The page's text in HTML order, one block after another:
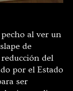
al ver un
de
del
por el Estado
ser